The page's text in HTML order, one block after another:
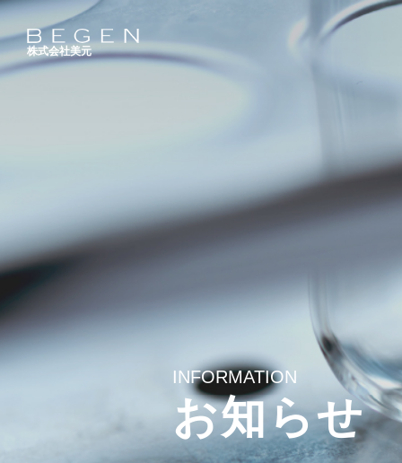
株式会社美元
INFORMATION
お知らせ